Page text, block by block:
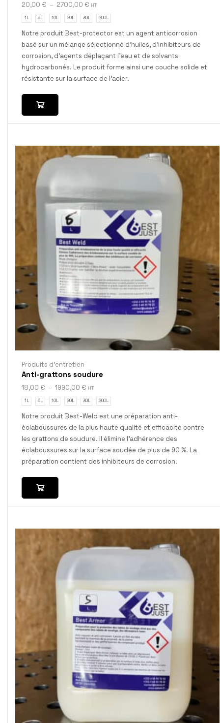
20,00 € – 2700,00 € HT
1L 5L 10L 20L 30L 200L
Notre produit Best-protector est un agent anticorrosion
basé sur un mélange sélectionné d'huiles, d'inhibiteurs de
corrosion, d'agents déplaçant l'eau et de solvants
hydrocarbonés. Le produit forme ainsi une couche solide et
résistante sur la surface de l'acier.
Produits d'entretien
Anti-grattons soudure
18,00 € – 1990,00 € HT
1L 5L 10L 20L 30L 200L
Notre produit Best-Weld est une préparation anti-
éclaboussures de la plus haute qualité et efficacité contre
les grattons de soudure. Il élimine l’adhérence des
éclaboussures sur la surface soudée de plus de 90 %. La
préparation contient des inhibiteurs de corrosion.